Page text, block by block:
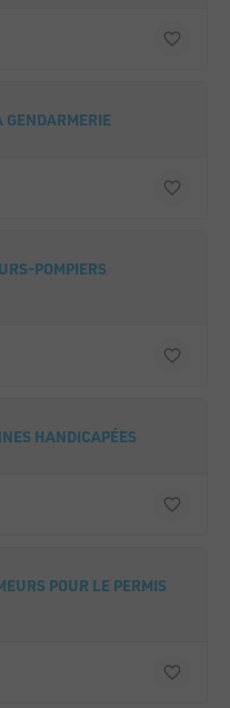
GENDARMERIE
POMPIERS
HANDICAPÉES
POUR LE PERMIS